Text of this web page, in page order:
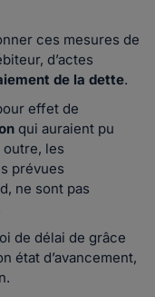
ces mesures de
d’actes
de la dette.
effet de
qui auraient pu
les
prévues
ne sont pas
de délai de grâce
état d’avancement,